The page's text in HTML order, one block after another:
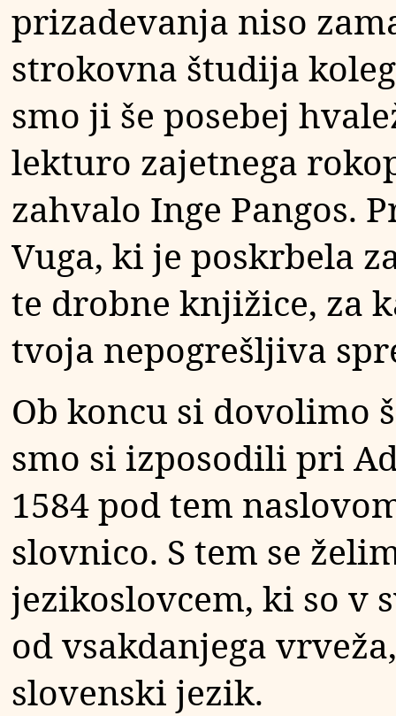
prizadevanja niso
strokovna študija
smo ji še posebej
lekturo zajetnega
zahvalo Inge Pangos.
Vuga, ki je poskrbela
te drobne knjižice, za
tvoja nepogrešljiva
Ob koncu si dovolimo
smo si izposodili pri
1584 pod tem
slovnico. S tem se
jezikoslovcem, ki so v
od vsakdanjega
slovenski jezik.